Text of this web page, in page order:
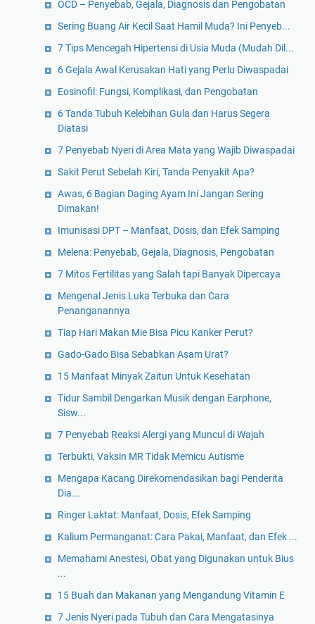
OCD – Penyebab, Gejala, Diagnosis dan Pengobatan
Sering Buang Air Kecil Saat Hamil Muda? Ini Penyeb...
7 Tips Mencegah Hipertensi di Usia Muda (Mudah Dil...
6 Gejala Awal Kerusakan Hati yang Perlu Diwaspadai
Eosinofil: Fungsi, Komplikasi, dan Pengobatan
6 Tanda Tubuh Kelebihan Gula dan Harus Segera
Diatasi
7 Penyebab Nyeri di Area Mata yang Wajib Diwaspadai
Sakit Perut Sebelah Kiri, Tanda Penyakit Apa?
Awas, 6 Bagian Daging Ayam Ini Jangan Sering
Dimakan!
Imunisasi DPT – Manfaat, Dosis, dan Efek Samping
Melena: Penyebab, Gejala, Diagnosis, Pengobatan
7 Mitos Fertilitas yang Salah tapi Banyak Dipercaya
Mengenal Jenis Luka Terbuka dan Cara
Penanganannya
Tiap Hari Makan Mie Bisa Picu Kanker Perut?
Gado-Gado Bisa Sebabkan Asam Urat?
15 Manfaat Minyak Zaitun Untuk Kesehatan
Tidur Sambil Dengarkan Musik dengan Earphone,
Sisw...
7 Penyebab Reaksi Alergi yang Muncul di Wajah
Terbukti, Vaksin MR Tidak Memicu Autisme
Mengapa Kacang Direkomendasikan bagi Penderita
Dia...
Ringer Laktat: Manfaat, Dosis, Efek Samping
Kalium Permanganat: Cara Pakai, Manfaat, dan Efek ...
Memahami Anestesi, Obat yang Digunakan untuk Bius
...
15 Buah dan Makanan yang Mengandung Vitamin E
7 Jenis Nyeri pada Tubuh dan Cara Mengatasinya